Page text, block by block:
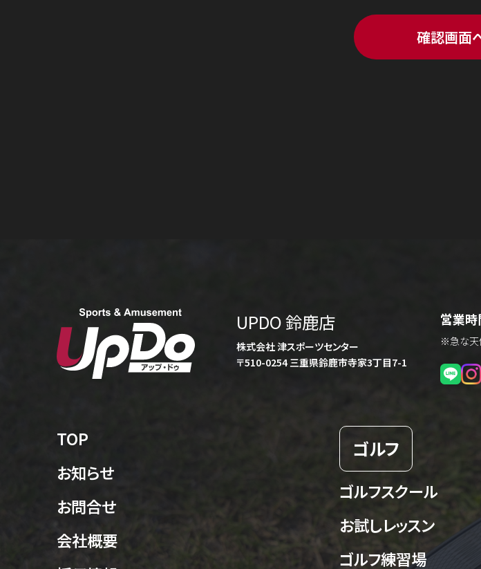
お客様に個人情報の提供について、ご同意いただいている場合。
法律又は官公庁の要請により提供が必要な場合。
UPDO 鈴⿅店
株式会社 津スポーツセンター
〒510-0254 三重県鈴⿅市寺家3丁⽬7-1
営業
※急な天
TOP
お知らせ
お問合せ
会社概要
ゴルフ
ゴルフスクール
お試しレッスン
ゴルフ練習場